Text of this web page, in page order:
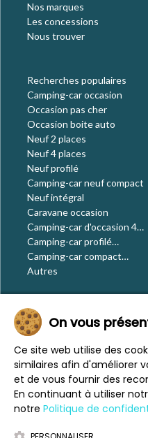
Nos marques
Les concessions
Nous trouver
Recherches populaires
Camping-car occasion
Occasion pas cher
Occasion boite auto
Neuf 2 places
Neuf 4 places
Neuf profilé
Camping-car neuf compact
Neuf intégral
Caravane occasion
Camping-car d'occasion 4
places
Camping-car profilé
occasion
Camping-car compact
occasion
Autres
Le blog
Actualités
Évènements
Nos conseils
Vos voyages
CaraMaps
Espace presse
On vous
Ce site web utilise des
similaires afin d'améliorer
et de vous fournir des
En continuant à utiliser
notre Politique de